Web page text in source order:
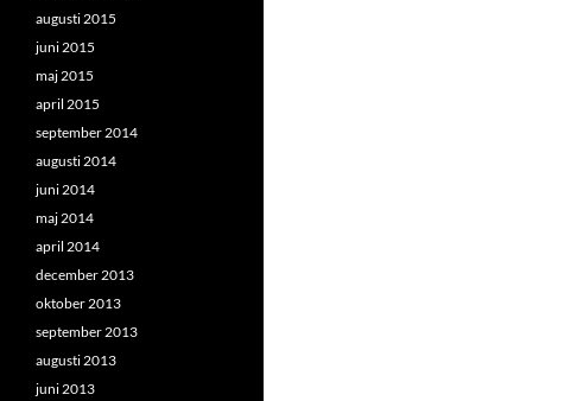
augusti 2015
juni 2015
maj 2015
april 2015
september 2014
augusti 2014
juni 2014
maj 2014
april 2014
december 2013
oktober 2013
september 2013
augusti 2013
juni 2013